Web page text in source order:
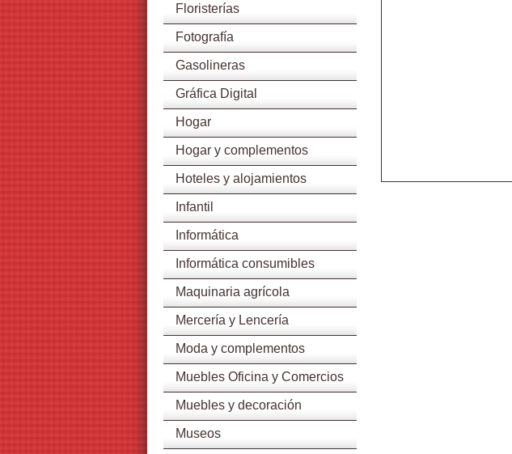
Floristerías
Fotografía
Gasolineras
Gráfica Digital
Hogar
Hogar y complementos
Hoteles y alojamientos
Infantil
Informática
Informática consumibles
Maquinaria agrícola
Mercería y Lencería
Moda y complementos
Muebles Oficina y Comercios
Muebles y decoración
Museos